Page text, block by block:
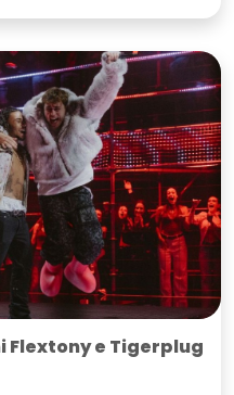
Flextony e Tigerplug